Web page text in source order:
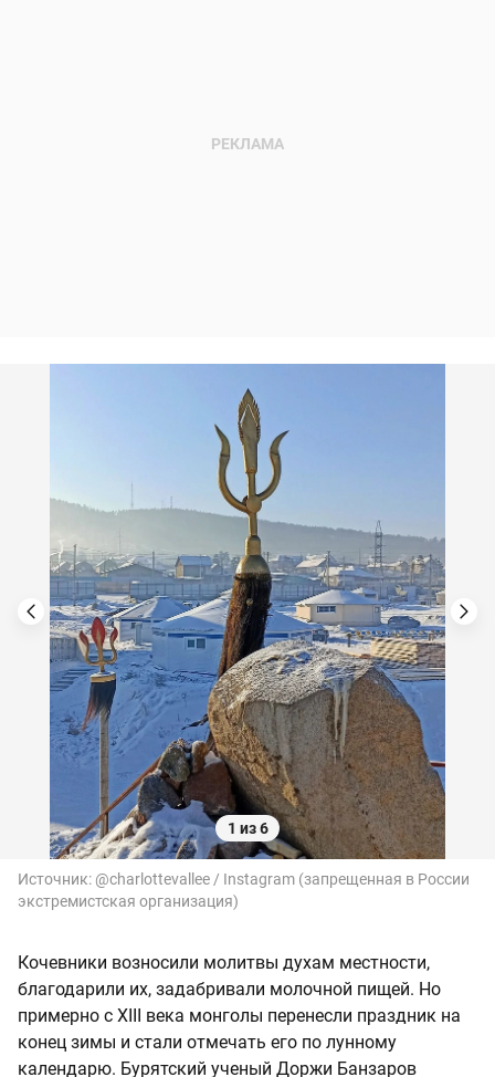
1 из 6
Источник: @charlottevallee / Instagram (запрещенная в России
экстремистская организация)
Кочевники возносили молитвы духам местности,
благодарили их, задабривали молочной пищей. Но
примерно с XIII века монголы перенесли праздник на
конец зимы и стали отмечать его по лунному
календарю. Бурятский ученый Доржи Банзаров